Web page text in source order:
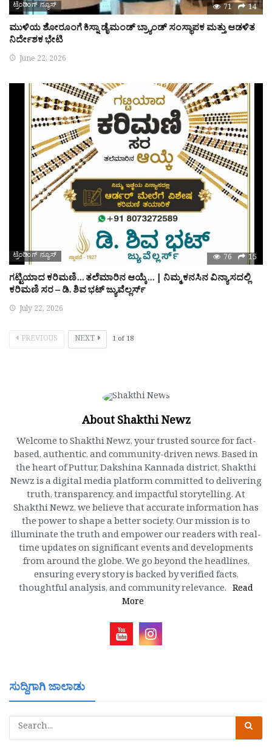
ಟ್ರೆಂಡಿಂಗ್ ನ್ಯೂಸ್ 71 14
ಮುಳಿಯ ಶೋರೂಂಗೆ ಕಿಸ್ನಾ ಡೈಮಂಡ್ ಬ್ರ್ಯಾಂಡ್ ಸಂಸ್ಥಾಪಕ ಮತ್ತು ಆಡಳಿತ
ನಿರ್ದೇಶಕ ಭೇಟಿ
June 22, 2026
ಟ್ರೆಂಡಿಂಗ್ ನ್ಯೂಸ್ 76 15
ಗಟ್ಟಿಯಾದ ಕರಿಮಣಿ… ತಲೆಮಾರಿನ ಆಯ್ಕೆ… | ನಿಮ್ಮ ಕನಸಿನ ವಿನ್ಯಾಸದಲ್ಲಿ
ಕರಿಮಣಿ ಸರ – ಡಿ. ಶಿವ ಭಟ್ ಜ್ಯುವೆಲ್ಲರ್ಸ್
July 22, 2026
PREVIOUS NEXT 1 of18
About Shakthi Newz
Welcome to Shakthi Newz, your trusted source for fact-
based, authentic, and community-driven news. Based in
the heart of Puttur, Dakshina Kannada district, Shakthi
Newz is a digital media platform committed to delivering
truth, transparency, and impactful storytelling. At
Shakthi Newz, we believe that accurate information has
the power to shape a better society. Our mission is to
illuminate the truth and empower our readers with real-
time updates on significant events and developments
from around the globe. We go beyond the headlines,
ensuring every story is backed by verified facts,
thoughtful analysis, and community relevance. Read
More
ಸುದ್ದಿಗಾಗಿ ಜಾಲಾಡು